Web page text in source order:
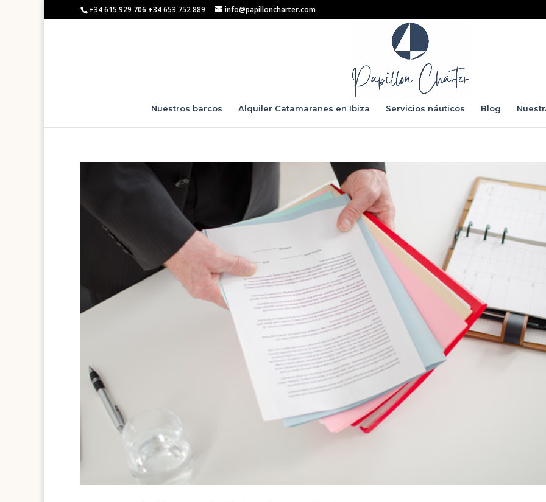
+34 615 929 706 +34 653 752 889 info@papilloncharter.com
Nuestros barcos Alquiler Catamaranes en Ibiza Servicios náuticos Blog